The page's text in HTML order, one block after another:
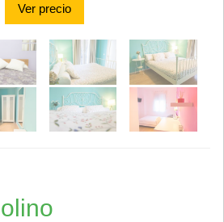
Ver precio